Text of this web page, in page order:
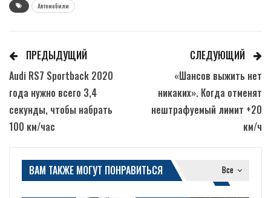
Автомобили
ПРЕДЫДУЩИЙ
Audi RS7 Sportback 2020
года нужно всего 3,4
секунды, чтобы набрать
100 км/час
СЛЕДУЮЩИЙ
«Шансов выжить нет
никаких». Когда отменят
нештрафуемый лимит +20
км/ч
Все
ВАМ ТАКЖЕ МОГУТ ПОНРАВИТЬСЯ